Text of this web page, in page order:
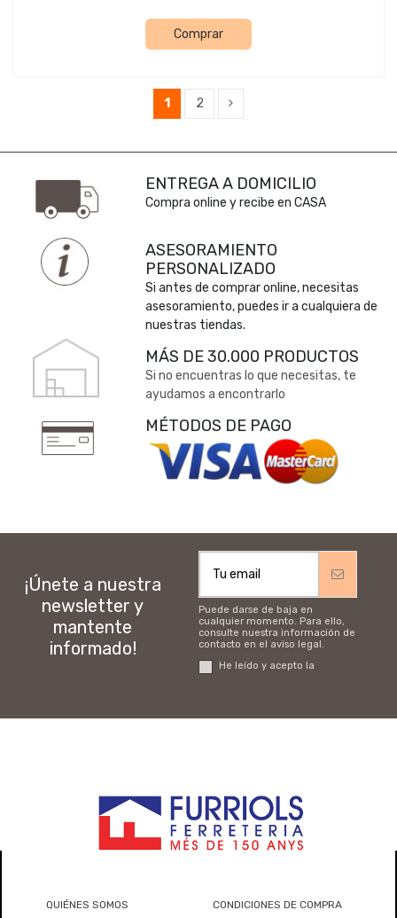
Comprar
1 2
ENTREGA A DOMICILIO
Compra online y recibe en CASA
ASESORAMIENTO
PERSONALIZADO
Si antes de comprar online, necesitas
asesoramiento, puedes ir a cualquiera de
nuestras tiendas.
MÁS DE 30.000 PRODUCTOS
Si no encuentras lo que necesitas, te
ayudamos a encontrarlo
MÉTODOS DE PAGO
¡Únete a nuestra
newsletter y
mantente
informado!
Puede darse de baja en
cualquier momento. Para ello,
consulte nuestra información de
contacto en el aviso legal.
He leído y acepto la
QUIÉNES SOMOS CONDICIONES DE COMPRA